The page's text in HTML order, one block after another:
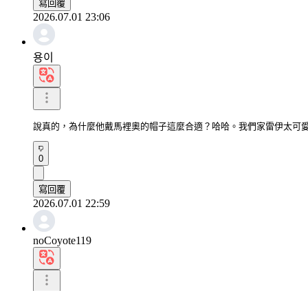
寫回覆
2026.07.01 23:06
용이
說真的，為什麼他戴馬裡奧的帽子這麼合適？哈哈。我們家雷伊太可
0
寫回覆
2026.07.01 22:59
noCoyote119